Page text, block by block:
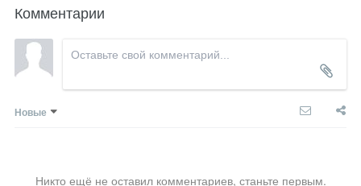
Комментарии
Новые
Никто ещё не оставил комментариев, станьте первым.